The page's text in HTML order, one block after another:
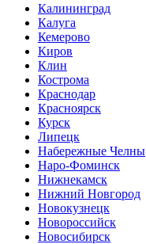
Калининград
Калуга
Кемерово
Киров
Клин
Кострома
Краснодар
Красноярск
Курск
Липецк
Набережные Челны
Наро-Фоминск
Нижнекамск
Нижний Новгород
Новокузнецк
Новороссийск
Новосибирск